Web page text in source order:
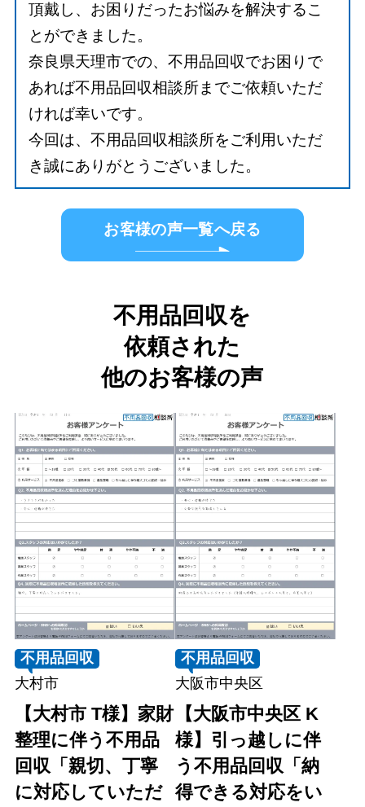
頂戴し、お困りだったお悩みを解決するこ
とができました。
奈良県天理市での、不用品回収でお困りで
あれば不用品回収相談所までご依頼いただ
ければ幸いです。
今回は、不用品回収相談所をご利用いただ
き誠にありがとうございました。
お客様の声一覧へ戻る
不用品回収を
依頼された
他のお客様の声
不用品回収
大村市
【大村市 T様】家財
整理に伴う不用品
回収「親切、丁寧
に対応していただ
不用品回収
大阪市中央区
【大阪市中央区 K
様】引っ越しに伴
う不用品回収「納
得できる対応をい